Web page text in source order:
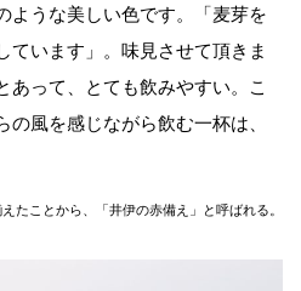
ような美しい色です。「麦芽を
ています」。味見させて頂きま
あって、とても飲みやすい。こ
風を感じながら飲む一杯は、
たことから、「井伊の赤備え」と呼ばれる。